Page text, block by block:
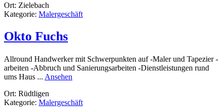
Ort: Zielebach
Kategorie: Malergeschäft
Okto Fuchs
Allround Handwerker mit Schwerpunkten auf -Maler und Tapezier -
arbeiten -Abbruch und Sanierungsarbeiten -Dienstleistungen rund
ums Haus ... Ansehen
Ort: Rüdtligen
Kategorie: Malergeschäft